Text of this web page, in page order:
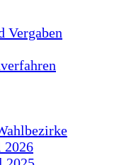
Vergaben
2026